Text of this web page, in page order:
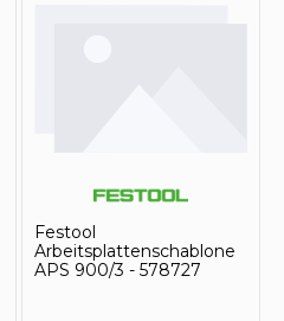
Festool
Arbeitsplattenschablone
APS 900/3 - 578727